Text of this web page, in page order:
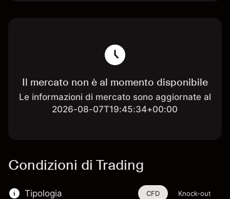
Il mercato non è al momento disponibile
Le informazioni di mercato sono aggiornate al
2026-08-07T19:45:34+00:00
Condizioni di Trading
Tipologia CFD Knock-out